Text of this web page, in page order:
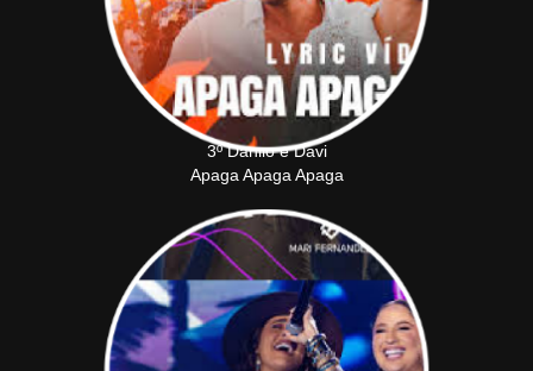
3º Danilo e Davi
Apaga Apaga Apaga